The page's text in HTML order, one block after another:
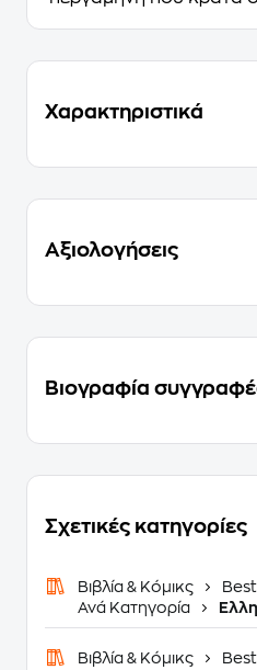
Χαρακτηριστικά
Αξιολογήσεις
Βιογραφία
Σχετικές κατηγορίες
Βιβλία & Κόμικς
Ανά Κατηγορία
Βιβλία & Κόμικς